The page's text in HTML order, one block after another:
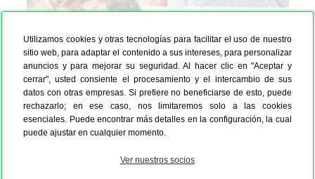
Utilizamos cookies y otras tecnologías para facilitar el uso de nuestro
sitio web, para adaptar el contenido a sus intereses, para personalizar
anuncios y para mejorar su seguridad. Al hacer clic en "Aceptar y
cerrar", usted consiente el procesamiento y el intercambio de sus
datos con otras empresas. Si prefiere no beneficiarse de esto, puede
rechazarlo; en ese caso, nos limitaremos solo a las cookies
esenciales. Puede encontrar más detalles en la configuración, la cual
puede ajustar en cualquier momento.
Ver nuestros socios
Diseños atemporales para tu album digital
"Día a Día"
Cada día merece ser vivido al máximo y las fotos
un lugar apropiado, aparte del móvil. Te invitamos a